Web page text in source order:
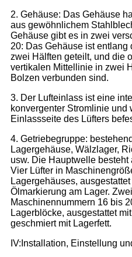
2. Gehäuse: Das Gehäuse
aus gewöhnlichem
Gehäuse gibt es in zwei
20: Das Gehäuse ist entlang
zwei Hälften geteilt, und die
vertikalen Mittellinie in zwei
Bolzen verbunden sind.
3. Der Lufteinlass ist eine
konvergenter Stromlinie und
Einlassseite des Lüfters
4. Getriebegruppe:
Lagergehäuse, Wälzlager,
usw. Die Hauptwelle
Vier Lüfter in
Lagergehäuses,
Ölmarkierung am Lager.
Maschinennummern 16 bis
Lagerblöcke, ausgestattet
geschmiert mit Lagerfett.
IV:Installation, Einstellung